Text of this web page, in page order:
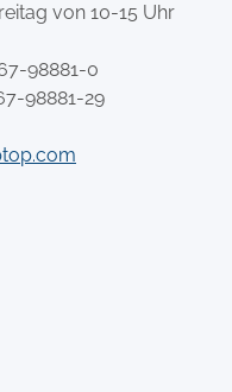
von 10-15 Uhr
98881-0
98881-29